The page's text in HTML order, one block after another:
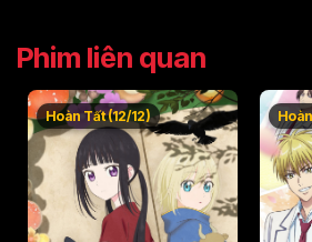
Phim liên quan
Hoàn Tất (12/12)